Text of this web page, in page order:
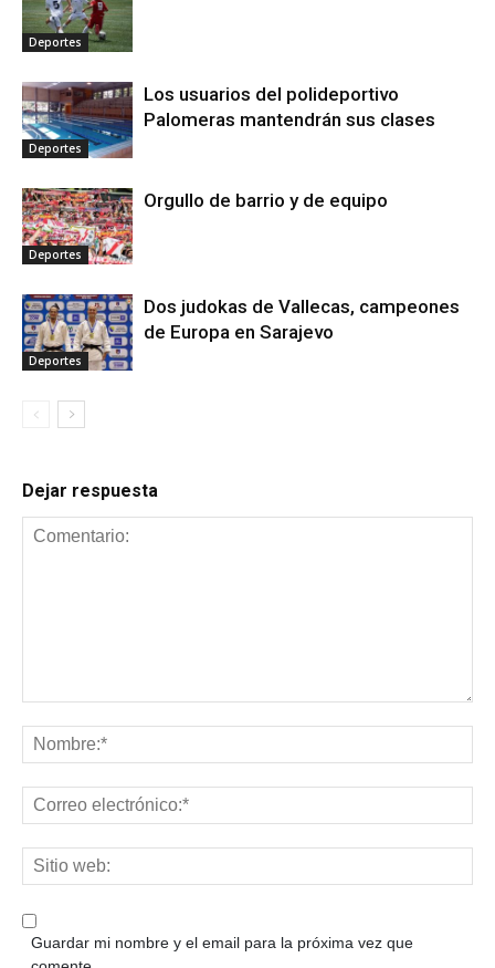
Deportes
Deportes
Los usuarios del polideportivo
Palomeras mantendrán sus clases
Deportes
Orgullo de barrio y de equipo
Deportes
Dos judokas de Vallecas, campeones
de Europa en Sarajevo
Dejar respuesta
Guardar mi nombre y el email para la próxima vez que